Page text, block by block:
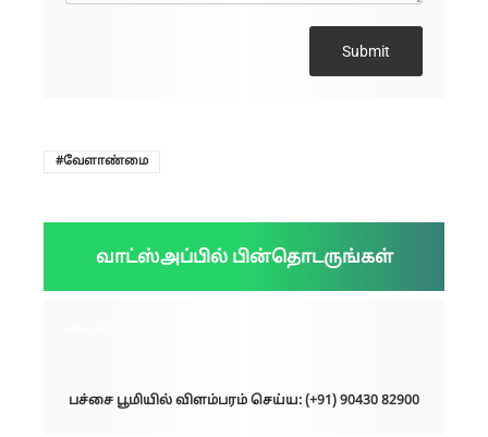
Submit
வேளாண்மை
வாட்ஸ்அப்பில் பின்தொடருங்கள்
பச்சை பூமியில் விளம்பரம் செய்ய: (+91) 90430 82900